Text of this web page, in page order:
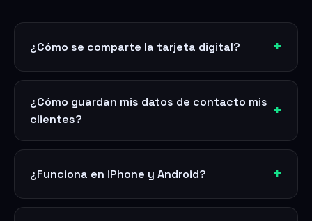
¿Cómo se comparte la tarjeta digital?
¿Cómo guardan mis datos de contacto mis
clientes?
¿Funciona en iPhone y Android?